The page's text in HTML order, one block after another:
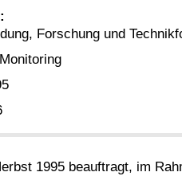
Forschung und
Monitoring
1995 beauftragt, im